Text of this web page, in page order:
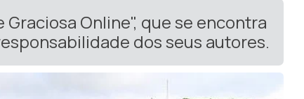
Online", que se encontra
dos seus autores.